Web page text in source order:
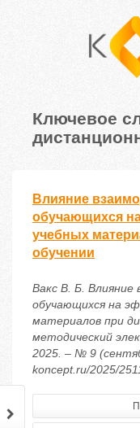
Ключевое
Влияние
обучающихся
учебных
обучении
Вакс В. Б. Влияние
обучающихся на
материалов при
методический
2025. – № 9
koncept.ru/2025/